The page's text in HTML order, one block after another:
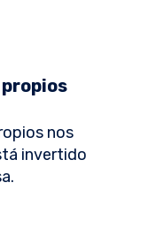
nos
invertido